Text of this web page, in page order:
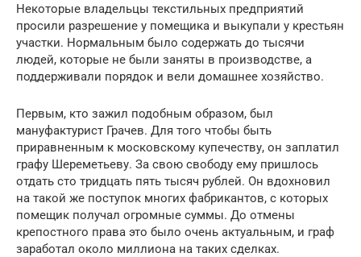
Некоторые владельцы текстильных предприятий
просили разрешение у помещика и выкупали у крестьян
участки. Нормальным было содержать до тысячи
людей, которые не были заняты в производстве, а
поддерживали порядок и вели домашнее хозяйство.
Первым, кто зажил подобным образом, был
мануфактурист Грачев. Для того чтобы быть
приравненным к московскому купечеству, он заплатил
графу Шереметьеву. За свою свободу ему пришлось
отдать сто тридцать пять тысяч рублей. Он вдохновил
на такой же поступок многих фабрикантов, с которых
помещик получал огромные суммы. До отмены
крепостного права это было очень актуальным, и граф
заработал около миллиона на таких сделках.